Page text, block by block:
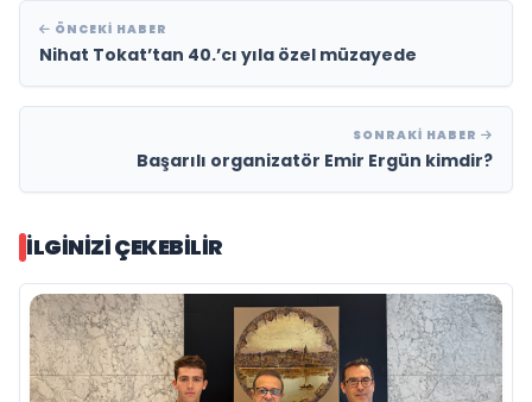
ÖNCEKI HABER
Nihat Tokat’tan 40.’cı yıla özel müzayede
SONRAKI HABER
Başarılı organizatör Emir Ergün kimdir?
İLGINIZI ÇEKEBILIR